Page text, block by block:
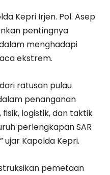
Kepri Irjen. Pol. Asep
pentingnya
menghadapi
ekstrem.
ratusan pulau
penanganan
logistik, dan taktik
perlengkapan SAR
ujar Kapolda Kepri.
pemetaan